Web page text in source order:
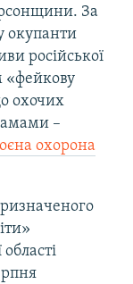
За
окупанти
російської
«фейкову
охочих
–
охорона